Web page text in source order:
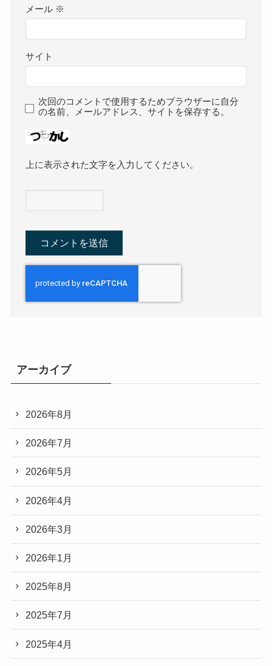
メール ※
サイト
次回のコメントで使用するためブラウザーに自分
の名前、メールアドレス、サイトを保存する。
上に表示された文字を入力してください。
アーカイブ
2026年8月
2026年7月
2026年5月
2026年4月
2026年3月
2026年1月
2025年8月
2025年7月
2025年4月